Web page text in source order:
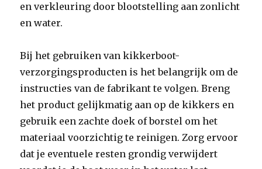
en verkleuring door blootstelling aan zonlicht
en water.
Bij het gebruiken van kikkerboot-
verzorgingsproducten is het belangrijk om de
instructies van de fabrikant te volgen. Breng
het product gelijkmatig aan op de kikkers en
gebruik een zachte doek of borstel om het
materiaal voorzichtig te reinigen. Zorg ervoor
dat je eventuele resten grondig verwijdert